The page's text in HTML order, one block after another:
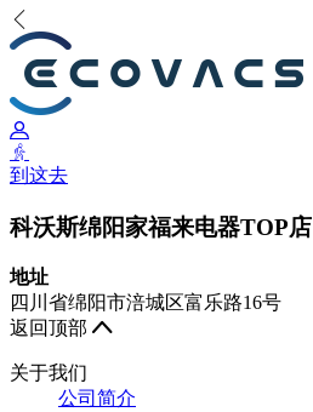
到这去
科沃斯绵阳家福来电器TOP店
地址
四川省绵阳市涪城区富乐路16号
返回顶部
关于我们
公司简介